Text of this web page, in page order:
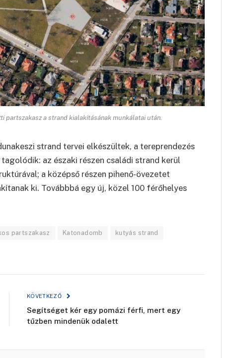
partszakasz a strand kialakításának munkálatai után.
strand tervei elkészültek, a tereprendezés
az északi részen családi strand kerül
a középső részen pihenő-övezetet
ki. Továbbbá egy új, közel 100 férőhelyes
partszakasz Katonadomb kutyás strand
KÖVETKEZŐ
Segítséget kér egy pomázi férfi, mert egy
tűzben mindenük odalett